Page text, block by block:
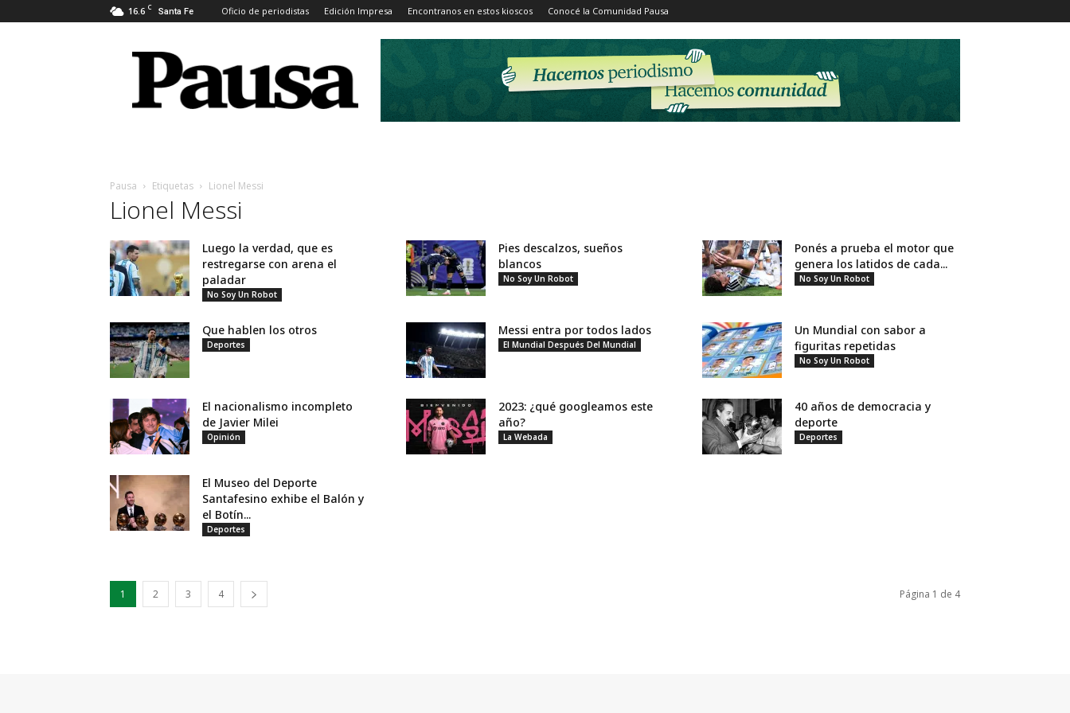
16.6 C Santa Fe Oficio de periodistas Edición Impresa Encontranos en estos kioscos Conocé la Comunidad Pausa
Pausa
Pausa Etiquetas Lionel Messi
Lionel Messi
Luego la verdad, que es
restregarse con arena el
paladar
No Soy Un Robot
Pies descalzos, sueños
blancos
No Soy Un Robot
Ponés a prueba el motor que
genera los latidos de cada...
No Soy Un Robot
Que hablen los otros
Deportes
Messi entra por todos lados
El Mundial Después Del Mundial
Un Mundial con sabor a
figuritas repetidas
No Soy Un Robot
El nacionalismo incompleto
de Javier Milei
Opinión
2023: ¿qué googleamos este
año?
La Webada
40 años de democracia y
deporte
Deportes
El Museo del Deporte
Santafesino exhibe el Balón y
el Botín...
Deportes
1 2 3 4 Página 1 de 4